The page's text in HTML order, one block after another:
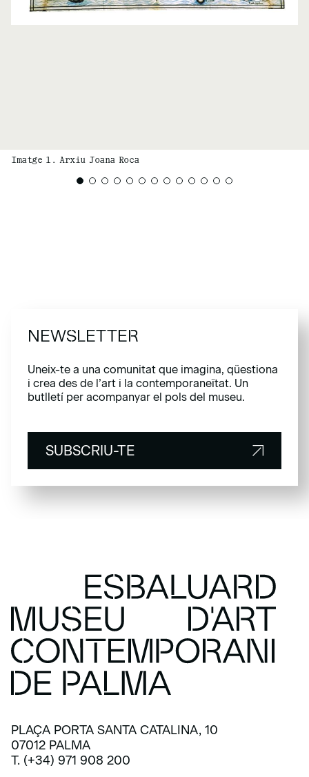
Imatge 1. Arxiu Joana Roca
NEWSLETTER
Uneix-te a una comunitat que imagina, qüestiona
i crea des de l’art i la contemporaneïtat. Un
butlletí per acompanyar el pols del museu.
SUBSCRIU-TE
SUBSCRIU-TE
PLAÇA PORTA SANTA CATALINA, 10
07012 PALMA
T. (+34) 971 908 200